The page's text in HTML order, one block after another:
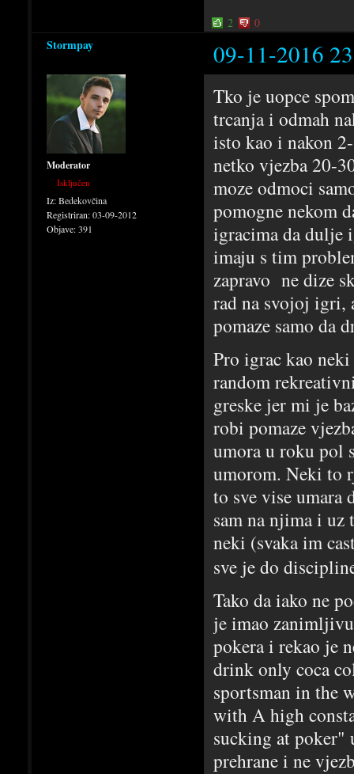
2 0
Stormpay 09-11-2016
Moderator
Isključen
Iz:Bedekovčina
Registriran:03-09-2012
Objave:391
Tko je uopce
trcanja i odmah
isto kao i nakon
netko vjezba 20-
moze odmoci
pomogne nekom
igracima da dulje
imaju s tim
zapravo ne dize
rad na svojoj igri,
pomaze samo da
Pro igrac kao
random
greske jer mi je
robi pomaze
umora u roku pol
umorom. Neki to
to sve vise umara
sam na njima i uz
neki (svaka im
sve je do
Tako da iako ne
je imao
pokera i rekao je
drink only coca
sportsman in the
with A high
sucking at poker"
prehrane i ne